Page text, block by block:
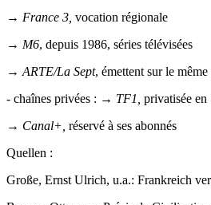
→ France 3, vocation régionale
→ M6, depuis 1986, séries télévisées
→ ARTE/La Sept, émettent sur le même
- chaînes privées : → TF1, privatisée en
→ Canal+, réservé à ses abonnés
Quellen :
Große, Ernst Ulrich, u.a.: Frankreich